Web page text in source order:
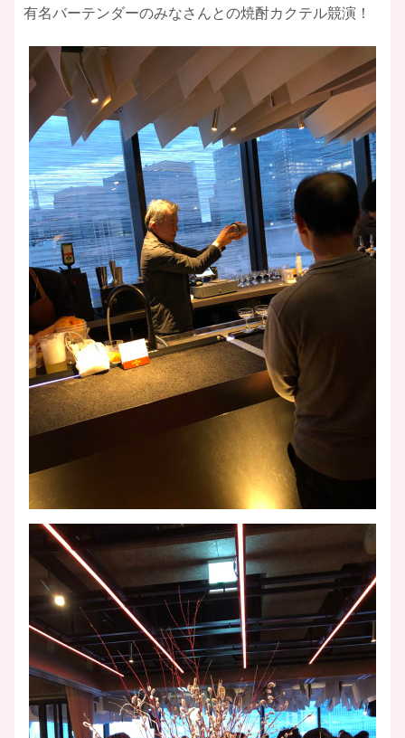
有名バーテンダーのみなさんとの焼酎カクテル競演！